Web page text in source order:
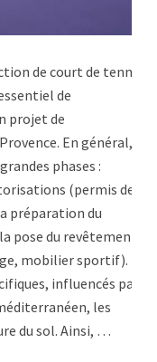
de court de tennis
de
projet de
En général,
phases :
(permis de
préparation du
pose du revêtement,
mobilier sportif).
influencés par
les
du sol. Ainsi, …